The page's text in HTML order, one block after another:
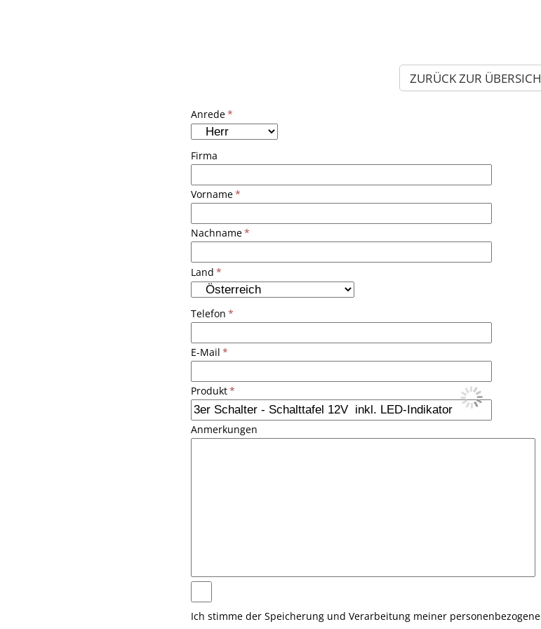
ZURÜCK ZUR
Anrede*
Firma
Vorname*
Nachname*
Land *
Telefon *
E-Mail *
Produkt*
Anmerkungen
Ich stimme der Speicherung und Verarbeitung meiner